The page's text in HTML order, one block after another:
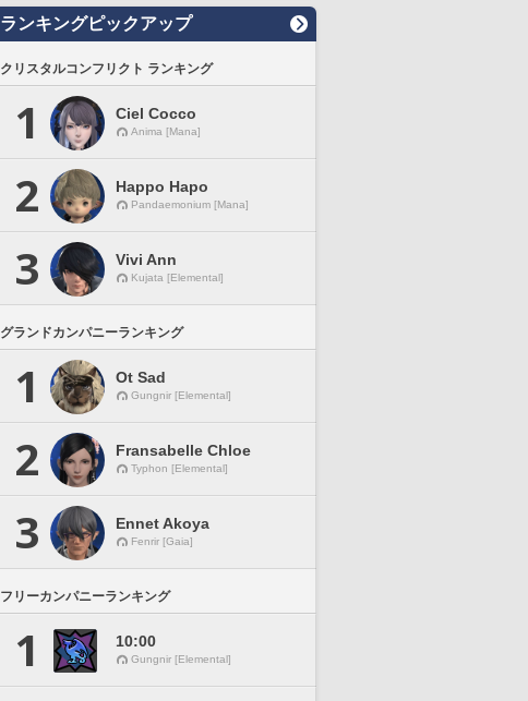
ランキングピックアップ
クリスタルコンフリクト ランキング
1 Ciel Cocco
Anima [Mana]
2 Happo Hapo
Pandaemonium [Mana]
3 Vivi Ann
Kujata [Elemental]
グランドカンパニーランキング
1 Ot Sad
Gungnir [Elemental]
2 Fransabelle Chloe
Typhon [Elemental]
3 Ennet Akoya
Fenrir [Gaia]
フリーカンパニーランキング
1 10:00
Gungnir [Elemental]